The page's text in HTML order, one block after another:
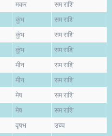
मकर सम राशि
कुंभ सम राशि
कुंभ सम राशि
कुंभ सम राशि
मीन सम राशि
मीन सम राशि
मेष सम राशि
मेष सम राशि
वृषभ उच्च